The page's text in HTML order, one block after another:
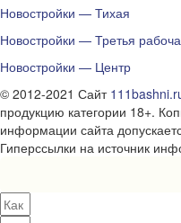
Новостройки — Тихая
Новостройки — Третья
Новостройки — Центр
© 2012-2021 Сайт
продукцию категории 18+.
информации сайта
Гиперссылки на источник